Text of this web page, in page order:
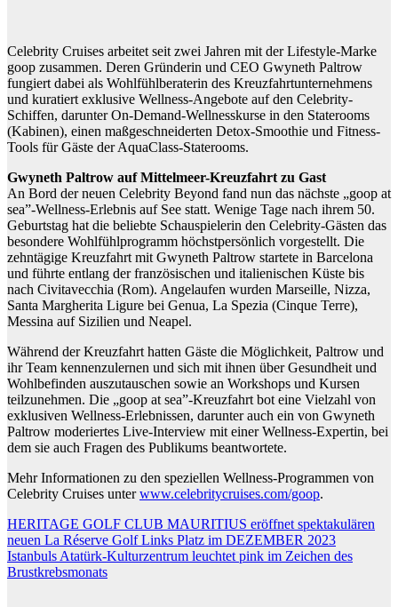
Celebrity Cruises arbeitet seit zwei Jahren mit der Lifestyle-Marke
goop zusammen. Deren Gründerin und CEO Gwyneth Paltrow
fungiert dabei als Wohlfühlberaterin des Kreuzfahrtunternehmens
und kuratiert exklusive Wellness-Angebote auf den Celebrity-
Schiffen, darunter On-Demand-Wellnesskurse in den Staterooms
(Kabinen), einen maßgeschneiderten Detox-Smoothie und Fitness-
Tools für Gäste der AquaClass-Staterooms.
Gwyneth Paltrow auf Mittelmeer-Kreuzfahrt zu Gast
An Bord der neuen Celebrity Beyond fand nun das nächste „goop at
sea”-Wellness-Erlebnis auf See statt. Wenige Tage nach ihrem 50.
Geburtstag hat die beliebte Schauspielerin den Celebrity-Gästen das
besondere Wohlfühlprogramm höchstpersönlich vorgestellt. Die
zehntägige Kreuzfahrt mit Gwyneth Paltrow startete in Barcelona
und führte entlang der französischen und italienischen Küste bis
nach Civitavecchia (Rom). Angelaufen wurden Marseille, Nizza,
Santa Margherita Ligure bei Genua, La Spezia (Cinque Terre),
Messina auf Sizilien und Neapel.
Während der Kreuzfahrt hatten Gäste die Möglichkeit, Paltrow und
ihr Team kennenzulernen und sich mit ihnen über Gesundheit und
Wohlbefinden auszutauschen sowie an Workshops und Kursen
teilzunehmen. Die „goop at sea”-Kreuzfahrt bot eine Vielzahl von
exklusiven Wellness-Erlebnissen, darunter auch ein von Gwyneth
Paltrow moderiertes Live-Interview mit einer Wellness-Expertin, bei
dem sie auch Fragen des Publikums beantwortete.
Mehr Informationen zu den speziellen Wellness-Programmen von
Celebrity Cruises unterwww.celebritycruises.com/goop.
Beitragsnavigation
HERITAGE GOLF CLUB MAURITIUS eröffnet spektakulären
neuen La Réserve Golf Links Platz im DEZEMBER 2023
Istanbuls Atatürk-Kulturzentrum leuchtet pink im Zeichen des
Brustkrebsmonats